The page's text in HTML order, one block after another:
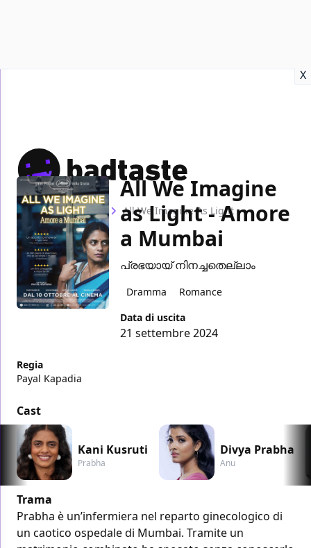
X
Home Film All We Imagine As Light
All We Imagine
as Light - Amore
a Mumbai
പ്രഭയായ് നിനച്ചതെല്ലാം
Dramma
Romance
Data di uscita
21 settembre 2024
Regia
Payal Kapadia
Cast
Kani Kusruti
Prabha
Divya Prabha
Anu
Trama
Prabha è un’infermiera nel reparto ginecologico di
un caotico ospedale di Mumbai. Tramite un